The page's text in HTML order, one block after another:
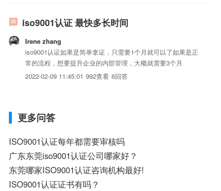
iso9001认证 最快多长时间
Irene zhang
iso9001认证如果是简单拿证，只需要1个月就可以了如果是正
常的流程，想要提升企业的内部管理，大概就需要3个月
2022-02-09 11:45:01 992查看 6回答
更多问答
ISO9001认证每年都需要审核吗
广东东莞iso9001认证公司哪家好？
东莞哪家ISO9001认证咨询机构最好!
ISO9001认证证书有吗？